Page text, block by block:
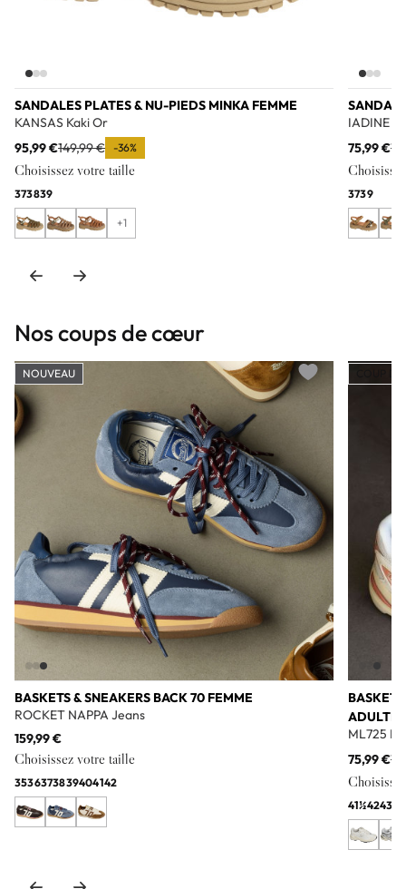
SANDALES PLATES & NU-PIEDS MINKA FEMME
KANSAS Kaki Or
95,99 €149,99 € -36%
Choisissez votre taille
373839
+1
IADINE
75,99 €
3739
Nos coups de cœur
BASKETS & SNEAKERS BACK 70 FEMME
ROCKET NAPPA Jeans
159,99 €
Choisissez votre taille
3536373839404142
NOUVEAU
Add to wishlist
ADULTE
ML725
75,99 €
41½4243